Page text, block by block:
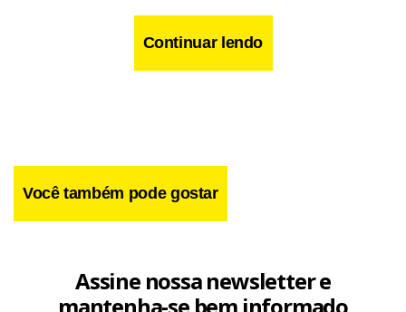
leite por fórmulas especiais indicadas para pacientes com a
Continuar lendo
Você também pode gostar
Assine nossa newsletter e